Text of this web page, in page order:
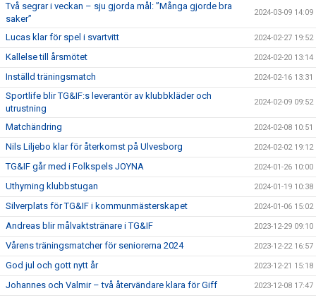
Två segrar i veckan – sju gjorda mål: ”Många gjorde bra
saker”
2024-03-09 14:09
Lucas klar för spel i svartvitt 2024-02-27 19:52
Kallelse till årsmötet 2024-02-20 13:14
Inställd träningsmatch 2024-02-16 13:31
Sportlife blir TG&IF:s leverantör av klubbkläder och
utrustning
2024-02-09 09:52
Matchändring 2024-02-08 10:51
Nils Liljebo klar för återkomst på Ulvesborg 2024-02-02 19:12
TG&IF går med i Folkspels JOYNA 2024-01-26 10:00
Uthyrning klubbstugan 2024-01-19 10:38
Silverplats för TG&IF i kommunmästerskapet 2024-01-06 15:02
Andreas blir målvaktstränare i TG&IF 2023-12-29 09:10
Vårens träningsmatcher för seniorerna 2024 2023-12-22 16:57
God jul och gott nytt år 2023-12-21 15:18
Johannes och Valmir – två återvändare klara för Giff 2023-12-08 17:47